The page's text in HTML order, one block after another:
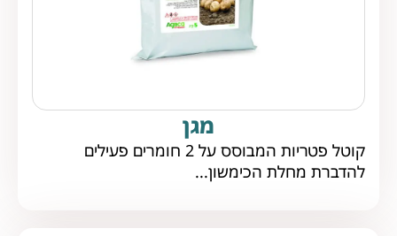
מגן
קוטל פטריות המבוסס על 2 חומרים פעילים
להדברת מחלת הכימשון...